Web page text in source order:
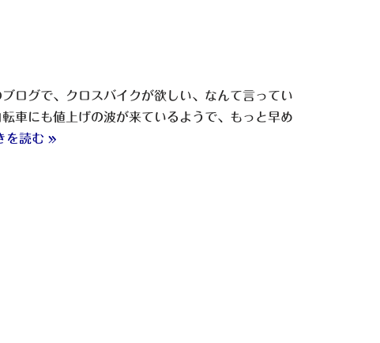
ログで、クロスバイクが欲しい、なんて言ってい
車にも値上げの波が来ているようで、もっと早め
を読む »